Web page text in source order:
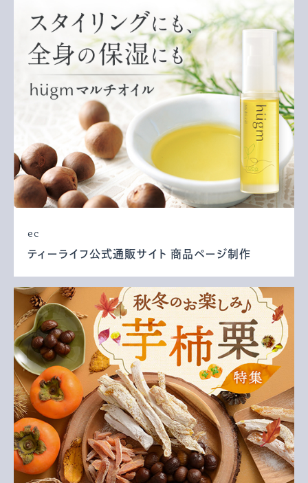
ec
ティーライフ公式通販サイト 商品ページ制作